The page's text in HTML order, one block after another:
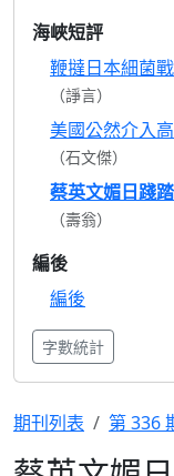
海峽短評
鞭撻日本細菌
（諍言）
美國公然介入
（石文傑）
蔡英文媚日踐
（壽翁）
編後
編後
字數統計
期刊列表 第 336